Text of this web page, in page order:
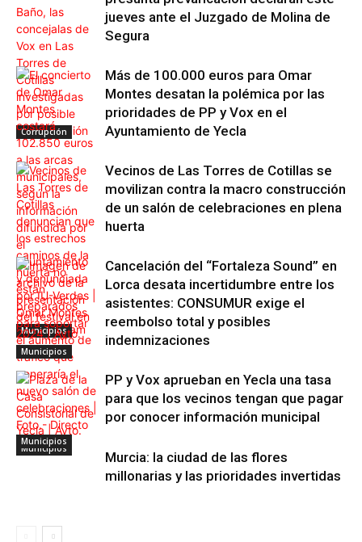
Corrupción
jueves ante el Juzgado de Molina de
Segura
Municipios
Más de 100.000 euros para Omar
Montes desatan la polémica por las
prioridades de PP y Vox en el
Ayuntamiento de Yecla
Municipios
Vecinos de Las Torres de Cotillas se
movilizan contra la macro construcción
de un salón de celebraciones en plena
huerta
Municipios
Cancelación del “Fortaleza Sound” en
Lorca desata incertidumbre entre los
asistentes: CONSUMUR exige el
reembolso total y posibles
indemnizaciones
Municipios
PP y Vox aprueban en Yecla una tasa
para que los vecinos tengan que pagar
por conocer información municipal
Municipios
Murcia: la ciudad de las flores
millonarias y las prioridades invertidas